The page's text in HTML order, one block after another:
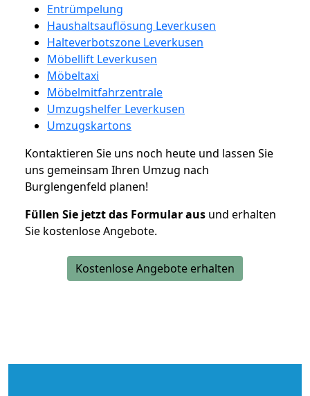
Entrümpelung
Haushaltsauflösung Leverkusen
Halteverbotszone Leverkusen
Möbellift Leverkusen
Möbeltaxi
Möbelmitfahrzentrale
Umzugshelfer Leverkusen
Umzugskartons
Kontaktieren Sie uns noch heute und lassen Sie
uns gemeinsam Ihren Umzug nach
Burglengenfeld planen!
Füllen Sie jetzt das Formular aus und erhalten
Sie kostenlose Angebote.
Kostenlose Angebote erhalten